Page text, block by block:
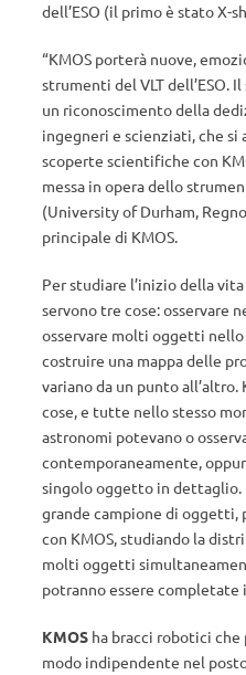
dell’ESO (il primo è stato X-
“KMOS porterà nuove,
strumenti del VLT dell’ESO.
un riconoscimento della
ingegneri e scienziati, che
scoperte scientifiche con
messa in opera dello
(University of Durham,
principale di KMOS.
Per studiare l’inizio della
servono tre cose: osservare
osservare molti oggetti nello
costruire una mappa delle
variano da un punto
cose, e tutte nello stesso
astronomi potevano o
contemporaneamente,
singolo oggetto in dettaglio.
grande campione di oggetti,
con KMOS, studiando la
molti oggetti
potranno essere completate
KMOS ha bracci robotici che
modo indipendente nel